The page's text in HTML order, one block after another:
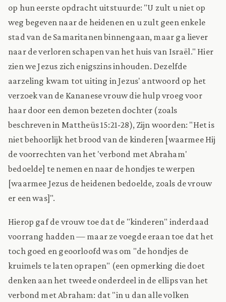
op hun eerste opdracht uitstuurde: "U zult u niet op
weg begeven naar de heidenen en u zult geen enkele
stad van de Samaritanen binnengaan, maar ga liever
naar de verloren schapen van het huis van Israël." Hier
zien we Jezus zich enigszins inhouden. Dezelfde
aarzeling kwam tot uiting in Jezus' antwoord op het
verzoek van de Kananese vrouw die hulp vroeg voor
haar door een demon bezeten dochter (zoals
beschreven in Mattheüs 15:21-28), Zijn woorden: "Het is
niet behoorlijk het brood van de kinderen [waarmee Hij
de voorrechten van het 'verbond met Abraham'
bedoelde] te nemen en naar de hondjes te werpen
[waarmee Jezus de heidenen bedoelde, zoals de vrouw
er een was]".
Hierop gaf de vrouw toe dat de "kinderen" inderdaad
voorrang hadden — maar ze voegde eraan toe dat het
toch goed en geoorloofd was om "de hondjes de
kruimels te laten oprapen" (een opmerking die doet
denken aan het tweede onderdeel in de ellips van het
verbond met Abraham: dat "in u dan alle volken